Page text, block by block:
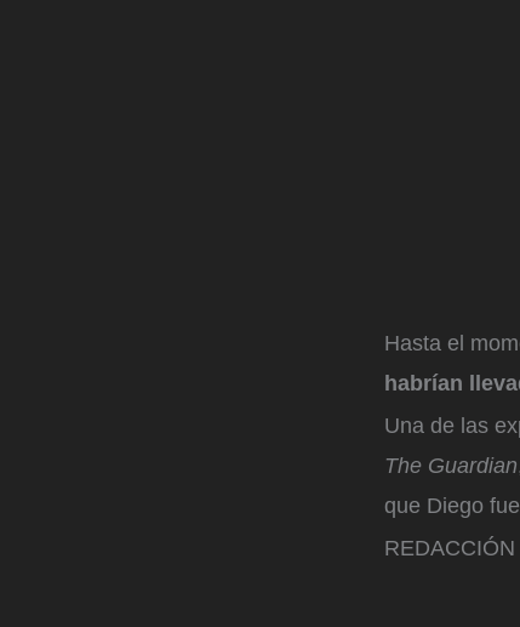
Hasta el
habrían
Una de las
The Guardian
que Diego